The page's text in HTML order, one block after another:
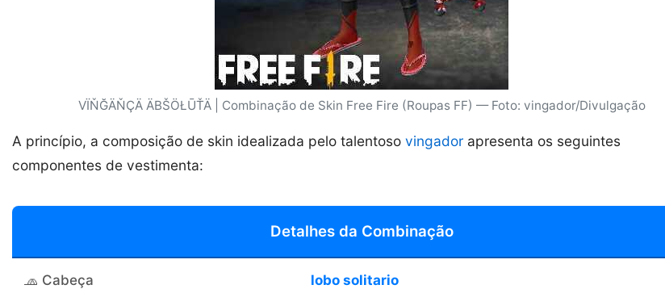
VÏŇĞÄŇÇÄ ÄBŠÖŁŪŤÄ | Combinação de Skin Free Fire (Roupas FF) — Foto: vingador/Divulgação
A princípio, a composição de skin idealizada pelo talentoso vingador apresenta os seguintes
componentes de vestimenta:
Detalhes da Combinação
🧢 Cabeça lobo solitario